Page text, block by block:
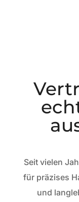
Seit vielen
für präzises
und